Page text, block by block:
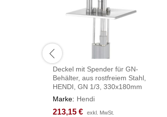
Deckel mit Spender für GN-
Behälter, aus rostfreiem Stahl,
HENDI, GN 1/3, 330x180mm
Marke: Hendi
213,15 € exkl. MwSt.
213,15 € exkl. MwSt.